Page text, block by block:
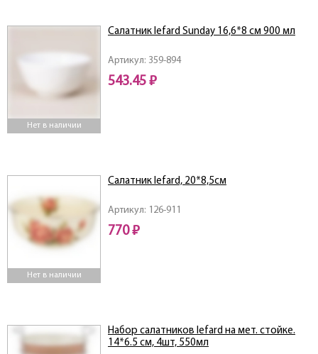
Нет в наличии
Артикул: 359-894
Салатник lefard Sunday 16,6*8 см 900 мл
543.45 ₽
Нет в наличии
Артикул: 126-911
Салатник lefard, 20*8,5см
770 ₽
Набор салатников lefard на мет. стойке.
14*6.5 см, 4шт, 550мл